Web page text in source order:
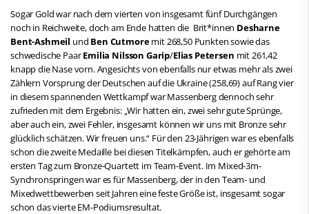
Sogar Gold war nach dem vierten von insgesamt fünf Durchgängen
noch in Reichweite, doch am Ende hatten die Brit*innen Desharne
Bent-Ashmeil und Ben Cutmoremit 268,50 Punkten sowie das
schwedische PaarEmilia Nilsson Garip/Elias Petersen mit 261,42
knapp die Nase vorn. Angesichts von ebenfalls nur etwas mehr als zwei
Zählern Vorsprung der Deutschen auf die Ukraine (258,69) auf Rang vier
in diesem spannenden Wettkampf war Massenberg dennoch sehr
zufrieden mit dem Ergebnis: „Wir hatten ein, zwei sehr gute Sprünge,
aber auch ein, zwei Fehler, insgesamt können wir uns mit Bronze sehr
glücklich schätzen. Wir freuen uns.“ Für den 23-Jährigen war es ebenfalls
schon die zweite Medaille bei diesen Titelkämpfen, auch er gehörte am
ersten Tag zum Bronze-Quartett im Team-Event. Im Mixed-3m-
Synchronspringen war es für Massenberg, der in den Team- und
Mixedwettbewerben seit Jahren eine feste Größe ist, insgesamt sogar
schon das vierte EM-Podiumsresultat.